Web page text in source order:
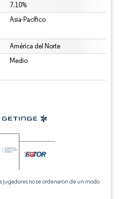
7.10%
Asia-Pacífico
América del Norte
Medio
jugadores no se ordenaron de un modo